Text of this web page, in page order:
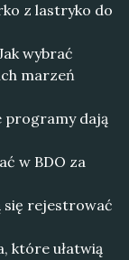
z lastryko do
wybrać
marzeń
programy dają
w BDO za
się rejestrować
które ułatwią